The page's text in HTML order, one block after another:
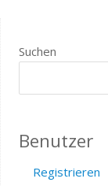
Suchen
Benutzer
Registrieren